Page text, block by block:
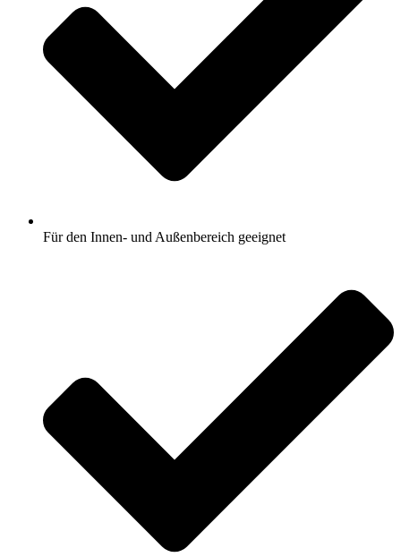
Für den Innen- und Außenbereich geeignet